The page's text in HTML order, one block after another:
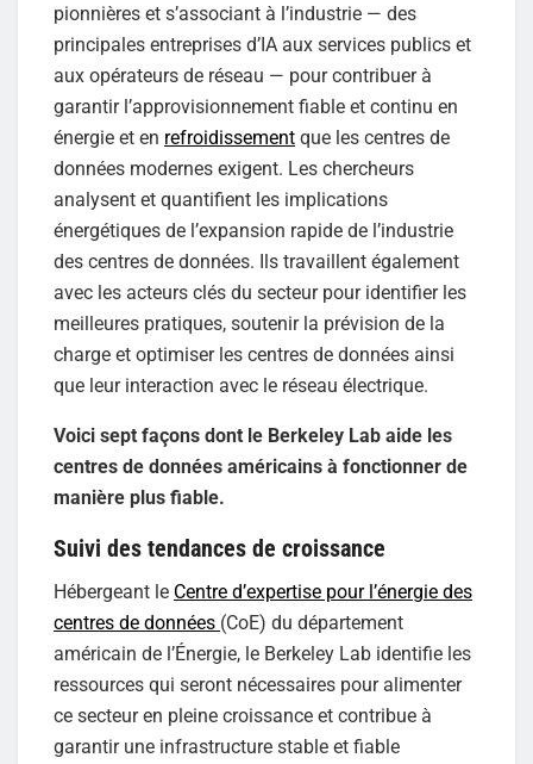
pionnières et s’associant à l’industrie — des
principales entreprises d’IA aux services publics et
aux opérateurs de réseau — pour contribuer à
garantir l’approvisionnement fiable et continu en
énergie et en refroidissement que les centres de
données modernes exigent. Les chercheurs
analysent et quantifient les implications
énergétiques de l’expansion rapide de l’industrie
des centres de données. Ils travaillent également
avec les acteurs clés du secteur pour identifier les
meilleures pratiques, soutenir la prévision de la
charge et optimiser les centres de données ainsi
que leur interaction avec le réseau électrique.
Voici sept façons dont le Berkeley Lab aide les
centres de données américains à fonctionner de
manière plus fiable.
Suivi des tendances de croissance
Hébergeant le Centre d’expertise pour l’énergie des
centres de données (CoE) du département
américain de l’Énergie, le Berkeley Lab identifie les
ressources qui seront nécessaires pour alimenter
ce secteur en pleine croissance et contribue à
garantir une infrastructure stable et fiable